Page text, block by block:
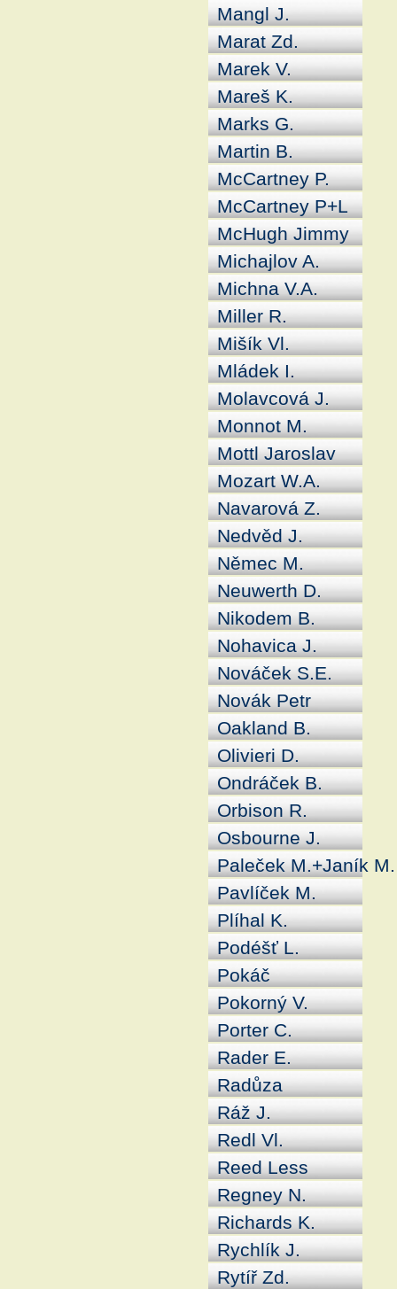
Mangl J.
Marat Zd.
Marek V.
Mareš K.
Marks G.
Martin B.
McCartney P.
McCartney P+L
McHugh Jimmy
Michajlov A.
Michna V.A.
Miller R.
Mišík Vl.
Mládek I.
Molavcová J.
Monnot M.
Mottl Jaroslav
Mozart W.A.
Navarová Z.
Nedvěd J.
Němec M.
Neuwerth D.
Nikodem B.
Nohavica J.
Nováček S.E.
Novák Petr
Oakland B.
Olivieri D.
Ondráček B.
Orbison R.
Osbourne J.
Paleček M.+Janík M.
Pavlíček M.
Plíhal K.
Podéšť L.
Pokáč
Pokorný V.
Porter C.
Rader E.
Radůza
Ráž J.
Redl Vl.
Reed Less
Regney N.
Richards K.
Rychlík J.
Rytíř Zd.